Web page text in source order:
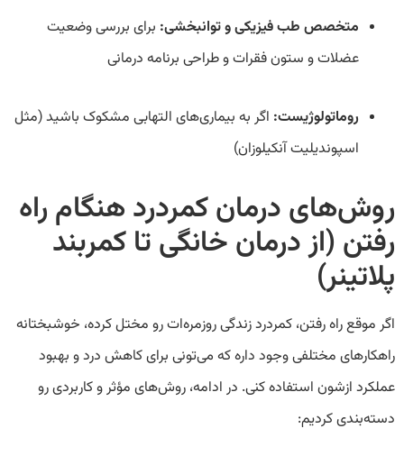
متخصص طب فیزیکی و توانبخشی: برای بررسی وضعیت
عضلات و ستون فقرات و طراحی برنامه درمانی
روماتولوژیست: اگر به بیماری‌های التهابی مشکوک باشید (مثل
اسپوندیلیت آنکیلوزان)
روش‌های درمان کمردرد هنگام راه
رفتن (از درمان خانگی تا کمربند
پلاتینر)
اگر موقع راه رفتن، کمردرد زندگی روزمره‌ات رو مختل کرده، خوشبختانه
راهکارهای مختلفی وجود داره که می‌تونی برای کاهش درد و بهبود
عملکرد ازشون استفاده کنی. در ادامه، روش‌های مؤثر و کاربردی رو
دسته‌بندی کردیم: